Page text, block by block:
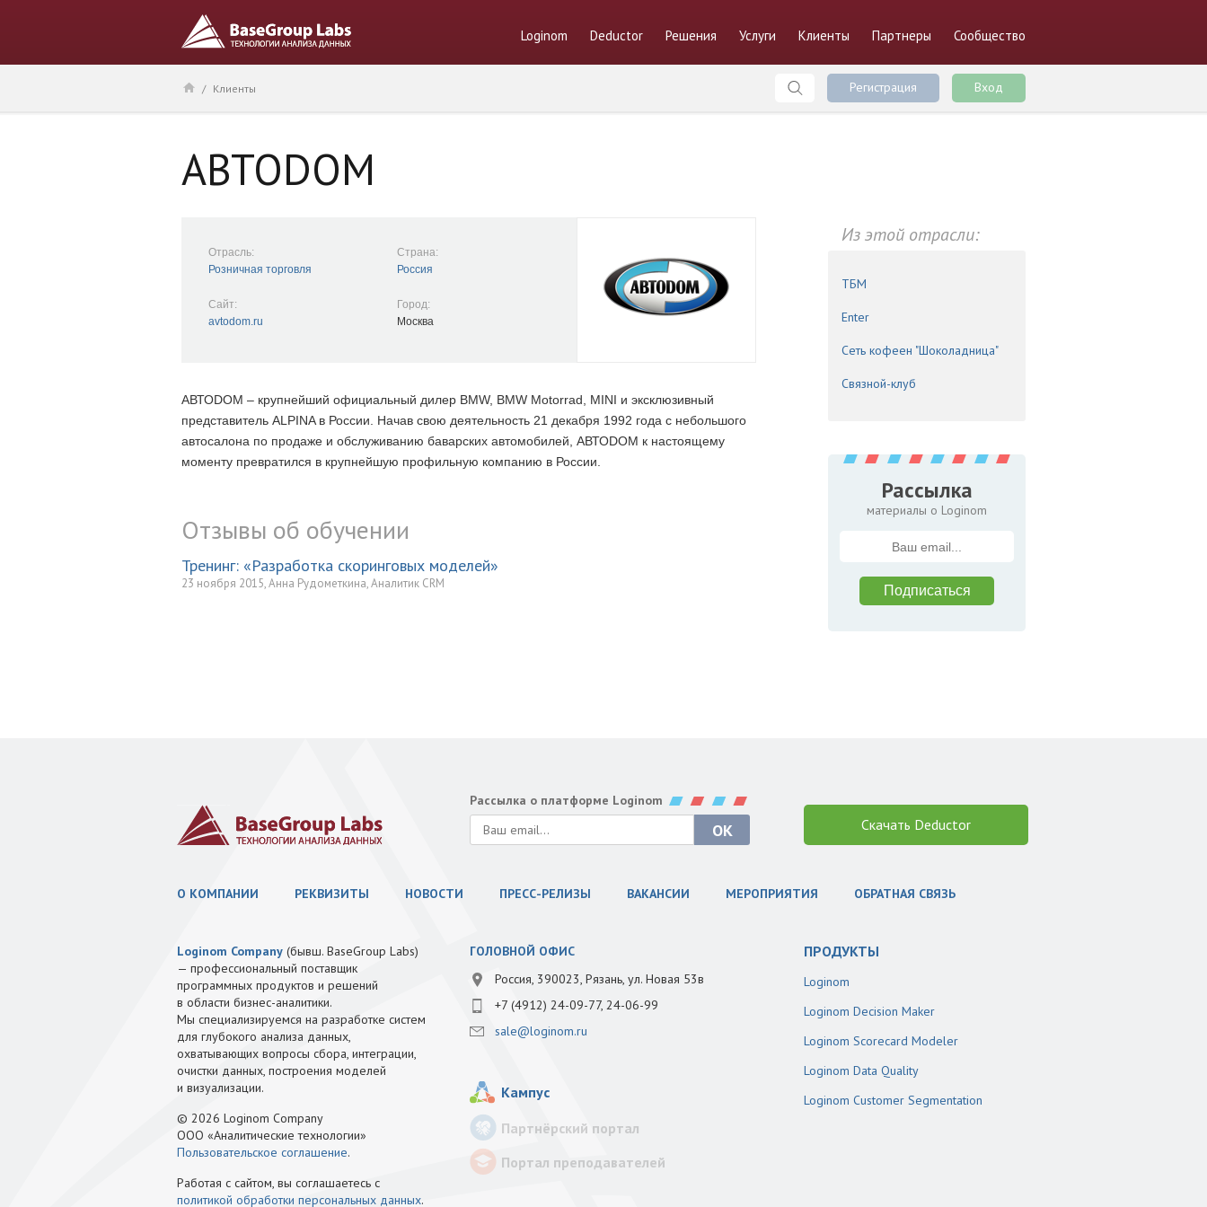
Loginom Deductor Решения Услуги Клиенты Партнеры Сообщество
/ Клиенты Регистрация Вход
АВТОDОМ
Отрасль:
Розничная торговля
Сайт:
avtodom.ru
Страна:
Россия
Город:
Москва
АВТОDОМ – крупнейший официальный дилер BMW, BMW Motorrad, MINI и эксклюзивный
представитель ALPINA в России. Начав свою деятельность 21 декабря 1992 года с небольшого
автосалона по продаже и обслуживанию баварских автомобилей, АВТОDОМ к настоящему
моменту превратился в крупнейшую профильную компанию в России.
Отзывы об обучении
Тренинг: «Разработка скоринговых моделей»
23 ноября 2015, Анна Рудометкина, Аналитик CRM
Из этой отрасли:
ТБМ
Enter
Сеть кофеен "Шоколадница"
Связной-клуб
Рассылка
материалы о Loginom
Рассылка о платформе Loginom
Скачать Deductor
О КОМПАНИИ РЕКВИЗИТЫ НОВОСТИ ПРЕСС-РЕЛИЗЫ ВАКАНСИИ МЕРОПРИЯТИЯ ОБРАТНАЯ СВЯЗЬ
Loginom Company (бывш. BaseGroup Labs)
— профессиональный поставщик
программных продуктов и решений
в области бизнес-аналитики.
Мы специализируемся на разработке систем
для глубокого анализа данных,
охватывающих вопросы сбора, интеграции,
очистки данных, построения моделей
и визуализации.
© 2026 Loginom Company
ООО «Аналитические технологии»
Пользовательское соглашение.
Работая с сайтом, вы соглашаетесь с
политикой обработки персональных данных.
ГОЛОВНОЙ ОФИС
Россия, 390023, Рязань, ул. Новая 53в
+7 (4912) 24-09-77, 24-06-99
sale@loginom.ru
Кампус
Партнёрский портал
Портал преподавателей
ПРОДУКТЫ
Loginom
Loginom Decision Maker
Loginom Scorecard Modeler
Loginom Data Quality
Loginom Customer Segmentation